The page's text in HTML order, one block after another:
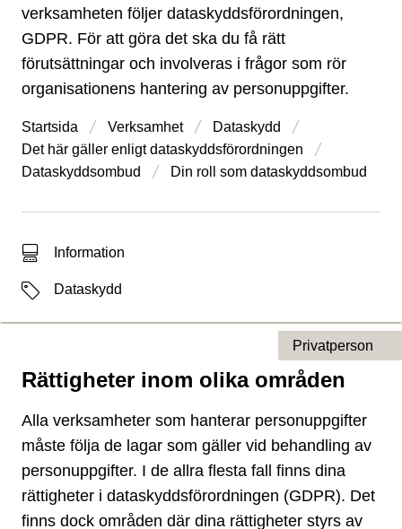
verksamheten följer dataskyddsförordningen,
GDPR. För att göra det ska du få rätt
förutsättningar och involveras i frågor som rör
organisationens hantering av personuppgifter.
Startsida Verksamhet
Dataskydd
Det här gäller enligt dataskydds­förordningen
Dataskyddsombud
Din roll som dataskyddsombud
Typ av sökträff
Information
EtiketterDataskydd
Rättigheter inom olika områden
Typ av sida
Privatperson
Alla verksamheter som hanterar personuppgifter
måste följa de lagar som gäller vid behandling av
personuppgifter. I de allra flesta fall finns dina
rättigheter i dataskyddsförordningen (GDPR). Det
finns dock områden där dina rättigheter styrs av